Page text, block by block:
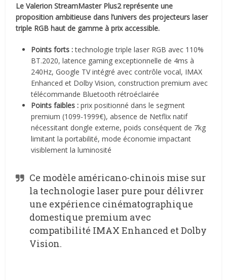
Le Valerion StreamMaster Plus2 représente une
proposition ambitieuse dans l’univers des projecteurs laser
triple RGB haut de gamme à prix accessible.
Points forts :technologie triple laser RGB avec 110%
BT.2020, latence gaming exceptionnelle de 4ms à
240Hz, Google TV intégré avec contrôle vocal, IMAX
Enhanced et Dolby Vision, construction premium avec
télécommande Bluetooth rétroéclairée
Points faibles : prix positionné dans le segment
premium (1099-1999€), absence de Netflix natif
nécessitant dongle externe, poids conséquent de 7kg
limitant la portabilité, mode économie impactant
visiblement la luminosité
Ce modèle américano-chinois mise sur
la technologie laser pure pour délivrer
une expérience cinématographique
domestique premium avec
compatibilité IMAX Enhanced et Dolby
Vision.